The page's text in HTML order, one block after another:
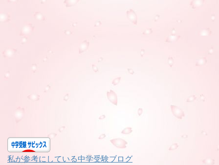
私が参考にしている中学受験ブログ